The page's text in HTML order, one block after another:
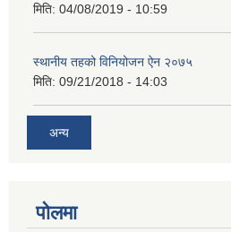
मिति: 04/08/2019 - 10:59
स्थानीय तहको विनियोजन ऐन २०७५
मिति: 09/21/2018 - 14:03
अन्य
पोलमा